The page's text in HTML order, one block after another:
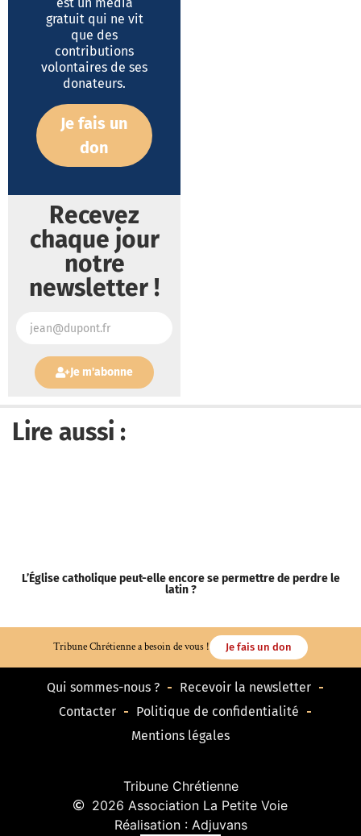
gratuit qui ne vit
que des
contributions
volontaires de ses
donateurs.
Je fais un
don
Recevez
chaque jour
notre
newsletter !
Je m'abonne
Lire aussi :
L’Église catholique peut-elle encore se permettre de perdre le
latin ?
Tribune Chrétienne a besoin de vous ! Je fais un don
Qui sommes-nous ?
Recevoir la newsletter
Contacter
Politique de confidentialité
Mentions légales
Tribune Chrétienne
2026 Association La Petite Voie
Réalisation : Adjuvans